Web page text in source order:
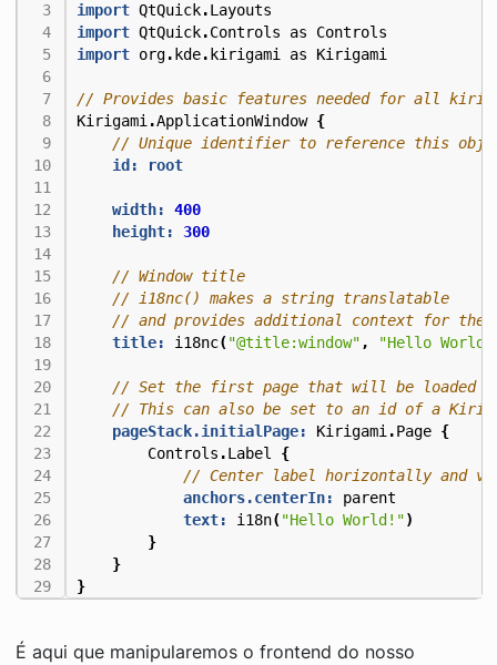
import QtQuick.Layouts
import QtQuick.Controls as
Controls
import org. kde. kirigami as Kirigami
Kirigami.ApplicationWindow {
id: root
width:
400
height:
300
// Window title
// i18nc() makes a string translatable
title: i18nc("@title:window", "Hello World"
pageStack.initialPage: Kirigami.Page {
Controls .Label {
anchors.centerIn:
parent
text:
i18n("Hello World!")
}
}
}
É aqui que manipularemos o frontend do nosso